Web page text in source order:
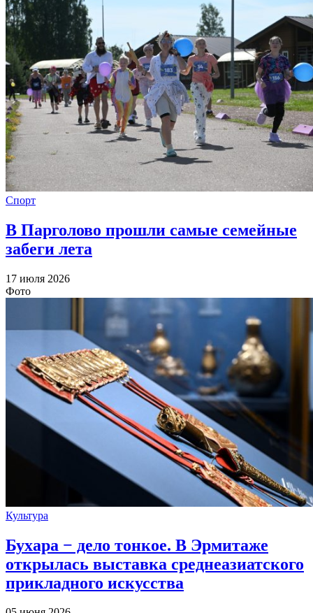
Спорт
В Парголово прошли самые семейные
забеги лета
17 июля 2026
Фото
Культура
Бухара − дело тонкое. В Эрмитаже
открылась выставка среднеазиатского
прикладного искусства